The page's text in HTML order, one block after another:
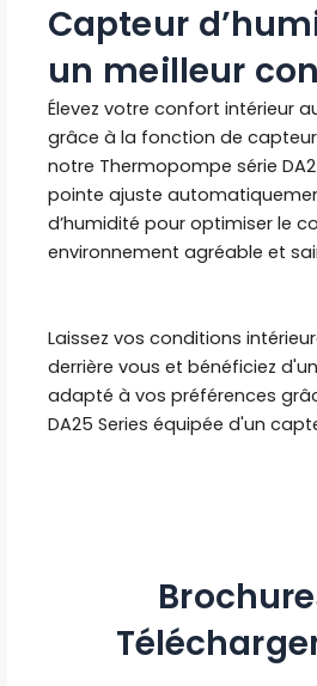
Capteur
un meilleur
Élevez votre confort intérieur
grâce à la fonction de
notre Thermopompe série
pointe ajuste
d’humidité pour optimiser le
environnement agréable et
Laissez vos conditions
derrière vous et bénéficiez
adapté à vos préférences
DA25 Series équipée d'un